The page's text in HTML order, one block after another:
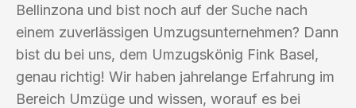
Bellinzona und bist noch auf der Suche nach
einem zuverlässigen Umzugsunternehmen? Dann
bist du bei uns, dem Umzugskönig Fink Basel,
genau richtig! Wir haben jahrelange Erfahrung im
Bereich Umzüge und wissen, worauf es bei